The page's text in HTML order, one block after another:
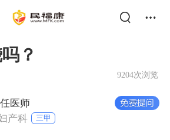
？
9204次浏览
医师
产科
三甲